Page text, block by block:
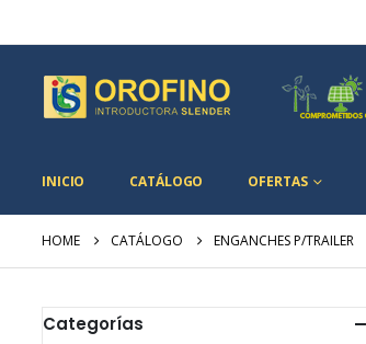
INICIO CATÁLOGO OFERTAS
HOME CATÁLOGO ENGANCHES P/TRAILER
Categorías